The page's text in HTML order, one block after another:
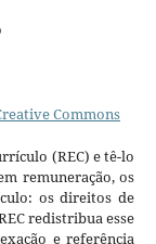
Commons
(REC) e tê-lo
remuneração, os
os direitos de
redistribua esse
e referência